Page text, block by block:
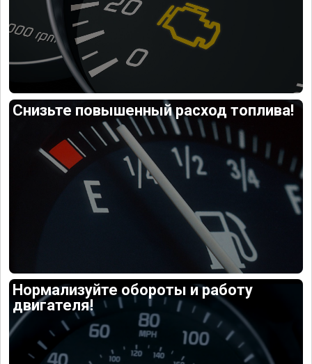
Снизьте повышенный расход топлива!
Нормализуйте обороты и работу
двигателя!